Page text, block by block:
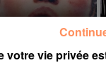
votre vie privée